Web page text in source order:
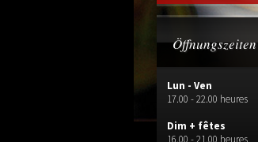
Öffnungszeiten
Lun - Ven
17.00 - 22.00 heures
Dim + fêtes
16.00 - 21.00 heures